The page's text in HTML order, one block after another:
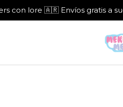
con lore 🇦🇷 Envíos gratis a